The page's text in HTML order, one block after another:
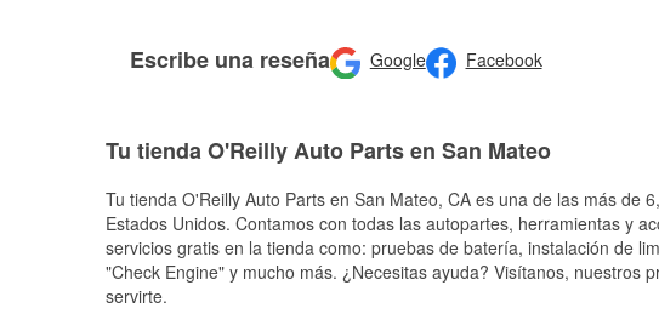
Escribe una reseña Google Facebook
Tu tienda O'Reilly Auto Parts en San Mateo
Tu tienda O'Reilly Auto Parts en San Mateo, CA es una de las más de
Estados Unidos. Contamos con todas las autopartes, herramientas y
servicios gratis en la tienda como: pruebas de batería, instalación de
"Check Engine" y mucho más. ¿Necesitas ayuda? Visítanos, nuestros
servirte.